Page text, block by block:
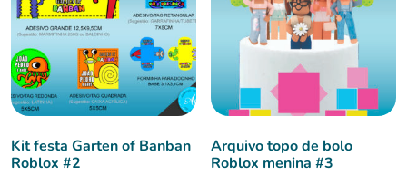
Kit festa Garten of Banban
Roblox #2
Arquivo topo de bolo
Roblox menina #3